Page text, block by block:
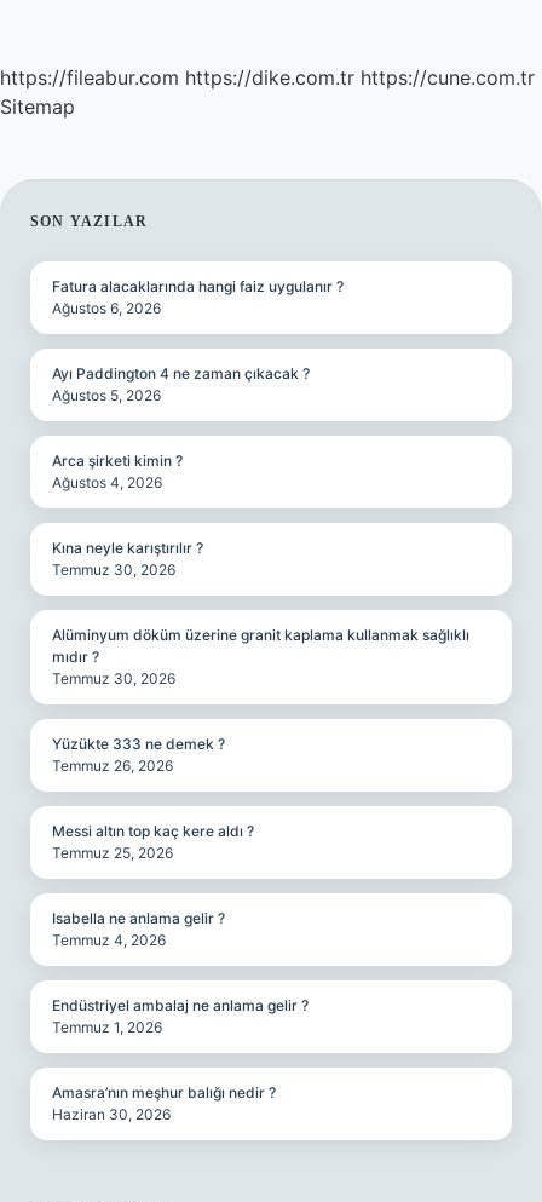
https://fileabur.com https://dike.com.tr https://cune.com.tr
Sitemap
SIDEBAR
SON YAZILAR
Fatura alacaklarında hangi faiz uygulanır ?
Ağustos 6, 2026
Ayı Paddington 4 ne zaman çıkacak ?
Ağustos 5, 2026
Arca şirketi kimin ?
Ağustos 4, 2026
Kına neyle karıştırılır ?
Temmuz 30, 2026
Alüminyum döküm üzerine granit kaplama kullanmak sağlıklı
mıdır ?
Temmuz 30, 2026
Yüzükte 333 ne demek ?
Temmuz 26, 2026
Messi altın top kaç kere aldı ?
Temmuz 25, 2026
Isabella ne anlama gelir ?
Temmuz 4, 2026
Endüstriyel ambalaj ne anlama gelir ?
Temmuz 1, 2026
Amasra’nın meşhur balığı nedir ?
Haziran 30, 2026